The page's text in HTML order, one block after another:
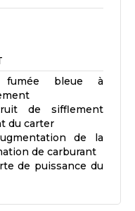
bleue à
de sifflement
du carter
de la
de carburant
de puissance du